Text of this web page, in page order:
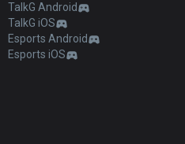
TalkG Android
TalkG iOS
Esports Android
Esports iOS